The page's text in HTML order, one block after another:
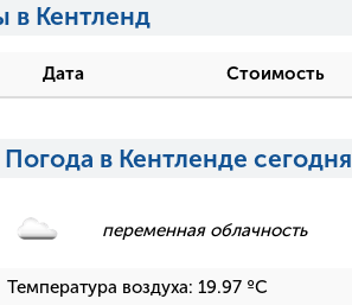
в Кентленд
Дата Стоимость
Погода в Кентленде сегодня
переменная облачность
Температура воздуха: 19.97 ºC